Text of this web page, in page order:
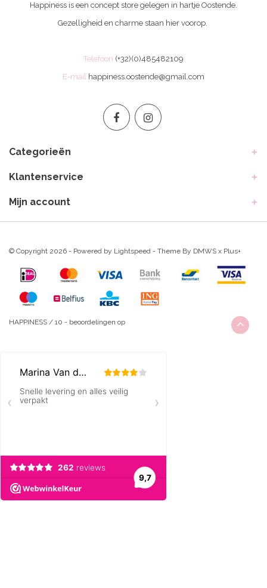
Happiness is een concept store gelegen in hartje Oostende.
Gezelligheid en charme staan hier voorop.
Telefoon (+32)(0)485482109
E-mail happiness.oostende@gmail.com
Categorieën
Klantenservice
Mijn account
© Copyright 2026 - Powered by Lightspeed - Theme By DMWS x Plus+
HAPPINESS / 10 - beoordelingen op